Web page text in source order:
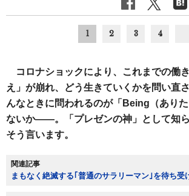
1 2 3 4
コロナショックにより、これまでの働
え」が崩れ、どう生きていくかを問い直
んなときに問われるのが「Being（あり
ないか――。「プレゼンの神」として知
そう言います。
関連記事
まもなく絶滅する｢普通のサラリーマン｣を待ち受